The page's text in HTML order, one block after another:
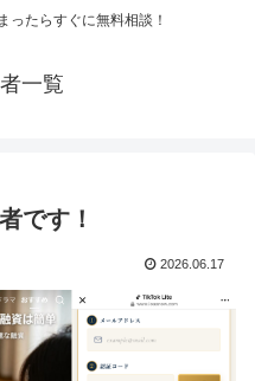
ったらすぐに無料相談！
一覧
です！
2026.06.17